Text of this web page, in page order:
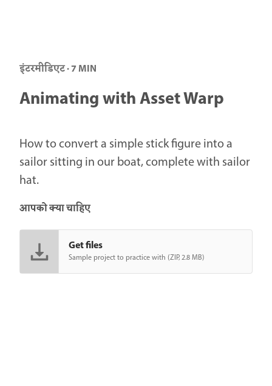
इंटरमीडिएट · 7 MIN
Animating with Asset Warp
How to convert a simple stick figure into a
sailor sitting in our boat, complete with sailor
hat.
आपको क्या चाहिए
Get files
Sample project to practice with (ZIP, 2.8 MB)